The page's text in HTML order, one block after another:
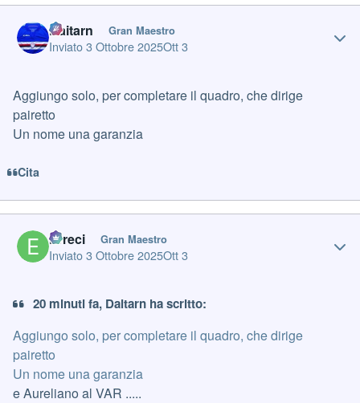
Daitarn Gran Maestro
Inviato3 Ottobre 2025Ott 3
Aggiungo solo, per completare il quadro, che dirige
pairetto
Un nome una garanzia
Cita
Erreci Gran Maestro
Inviato3 Ottobre 2025Ott 3
20 minuti fa, Daitarn ha scritto:
Aggiungo solo, per completare il quadro, che dirige
pairetto
Un nome una garanzia
e Aureliano al VAR .....